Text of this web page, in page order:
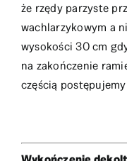
że rzędy parzyste
wachlarzykowym a
wysokości 30 cm
na zakończenie
częścią